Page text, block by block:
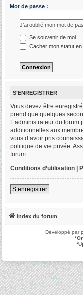
Mot de passe :
J’ai oublié mon mot de
Se souvenir de moi
Cacher mon statut
S’ENREGISTRER
Vous devez être
prend que quelques
L’administrateur du
additionnelles aux
vous d’avoir pris
politique de vie privée.
forum.
Conditions d’utilisation |
S’enregistrer
Index du forum
Développé par
*
*